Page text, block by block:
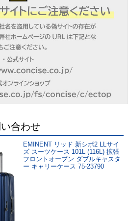
合わせ
EMINENT リッド 新シボ2 LLサイ
ズ スーツケース 101L (116L) 拡張
フロントオープン ダブルキャスタ
ー キャリーケース 75-23790